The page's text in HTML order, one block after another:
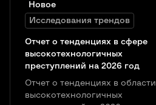
Новое
Исследования трендов
Отчет о тенденциях в сфере
высокотехнологичных
преступлений на 2026 год
Отчет о тенденциях в области
высокотехнологичных